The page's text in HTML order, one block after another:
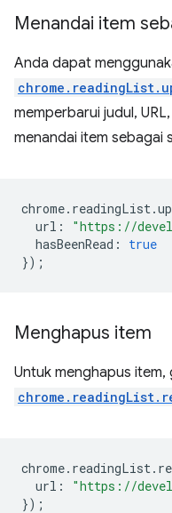
Menandai item
Anda dapat
memperbarui judul,
menandai item sebagai
chrome. readingList .
url : "https://
hasBeenRead :
true
});
Menghapus item
Untuk menghapus item,
chrome. readingList .
url :
"https://
});